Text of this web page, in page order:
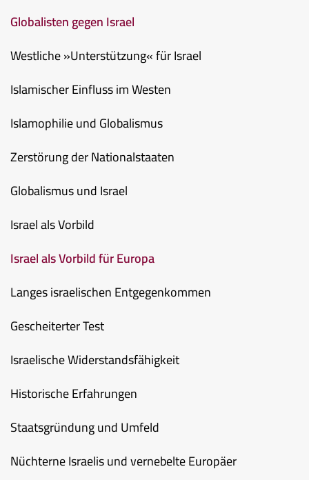
Globalisten gegen Israel
Westliche »Unterstützung« für Israel
Islamischer Einfluss im Westen
Islamophilie und Globalismus
Zerstörung der Nationalstaaten
Globalismus und Israel
Israel als Vorbild
Israel als Vorbild für Europa
Langes israelischen Entgegenkommen
Gescheiterter Test
Israelische Widerstandsfähigkeit
Historische Erfahrungen
Staatsgründung und Umfeld
Nüchterne Israelis und vernebelte Europäer